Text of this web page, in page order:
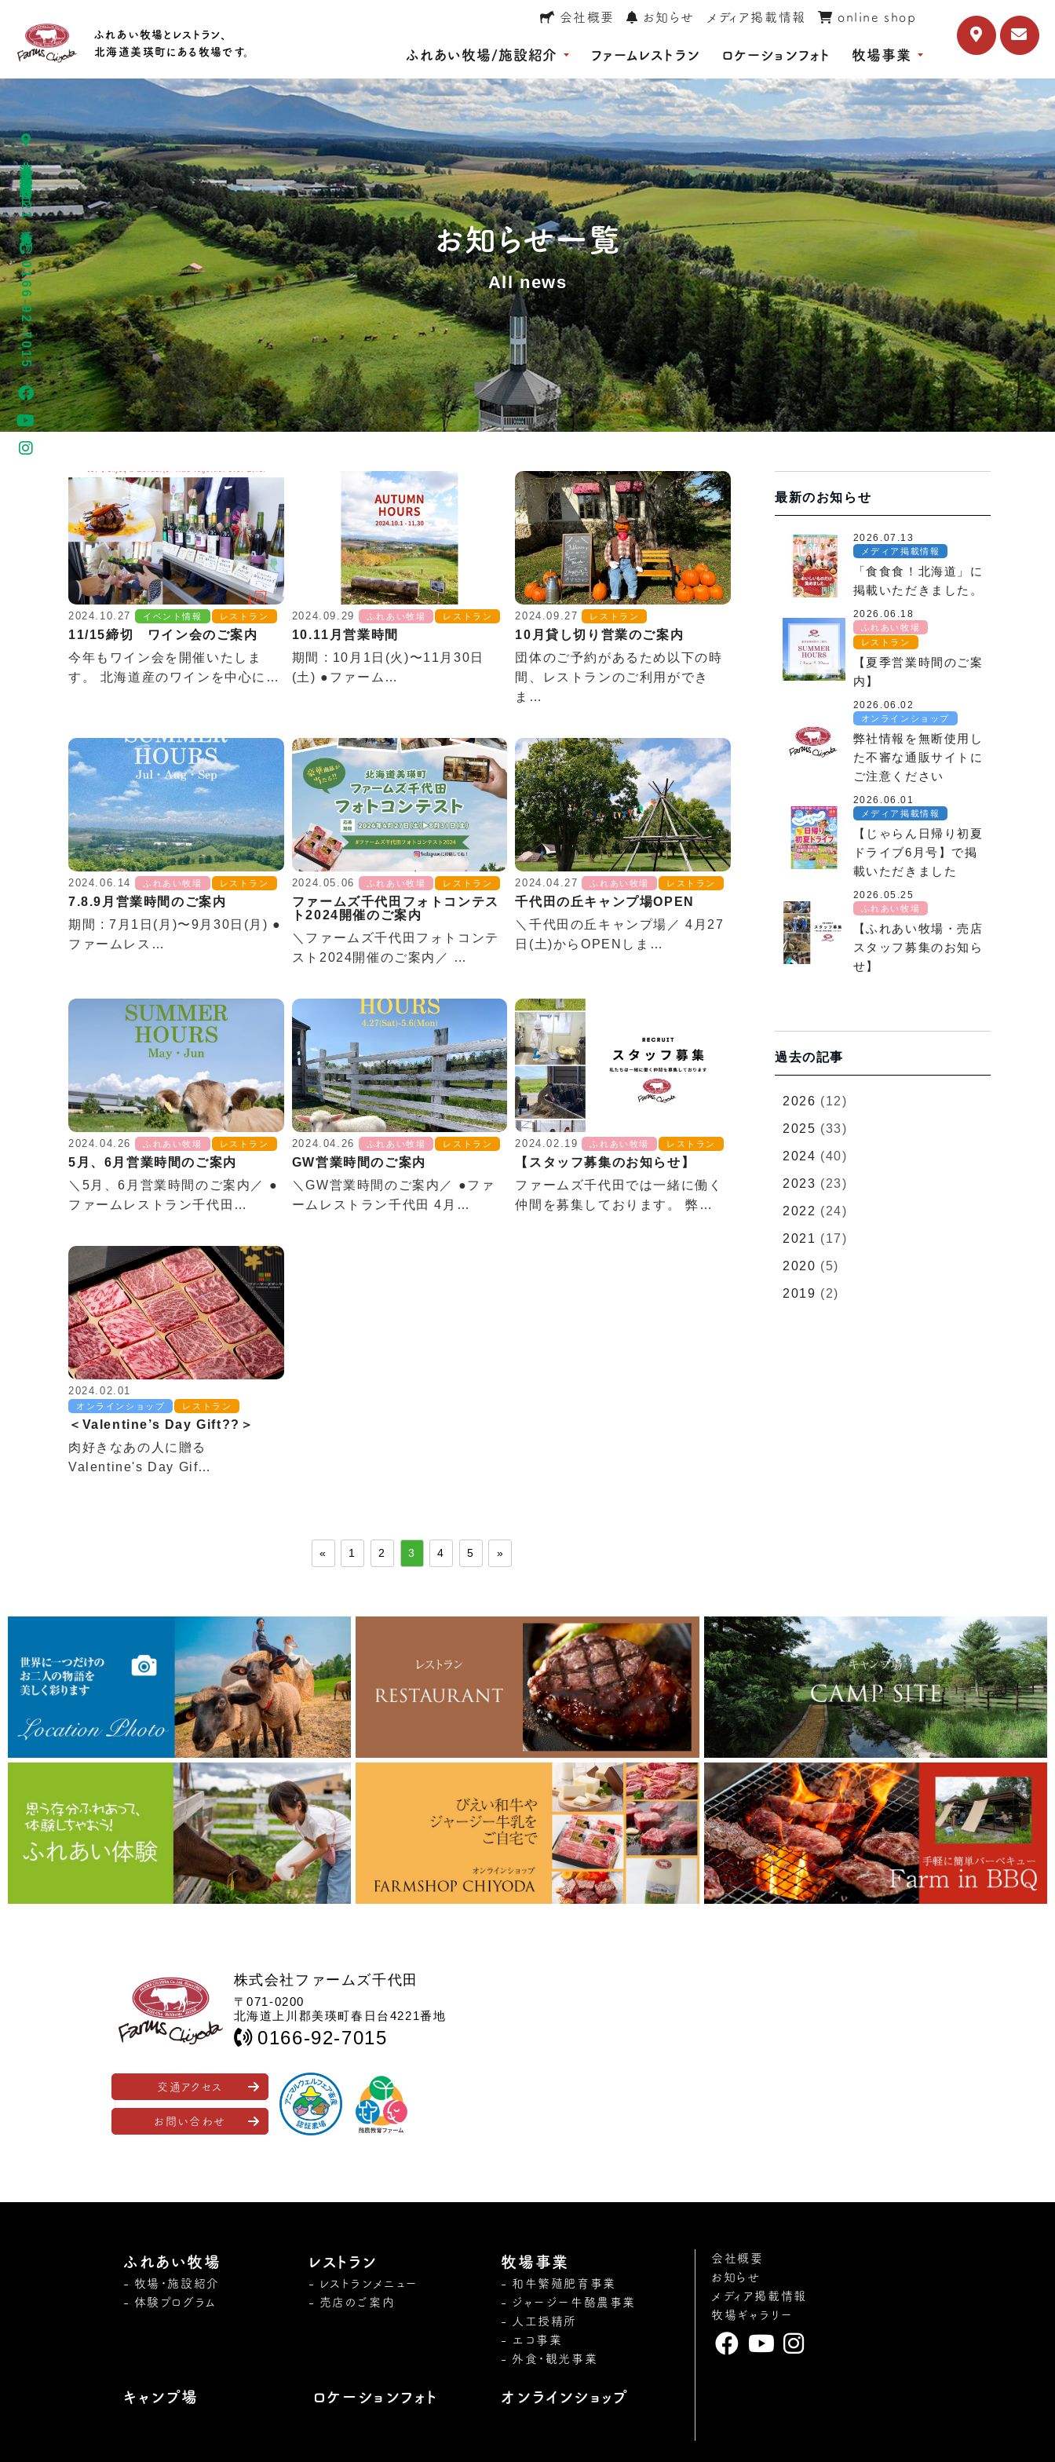
ふれあい牧場とレストラン、
北海道美瑛町にある牧場です。
会社概要 お知らせ メディア掲載情報 online shop
ふれあい牧場/施設紹介 ファームレストラン ロケーションフォト 牧場事業
北海道上川郡美瑛町春日台4221番地
0166-92-7015
お知らせ一覧
All news
2024.10.27 イベント情報 レストラン
11/15締切 ワイン会のご案内
今年もワイン会を開催いたしま
す。 北海道産のワインを中心に…
2024.09.29 ふれあい牧場 レストラン
10.11月営業時間
期間 : 10月1日(火)〜11月30日
(土) ●ファーム…
2024.09.27 レストラン
10月貸し切り営業のご案内
団体のご予約があるため以下の時
間、レストランのご利用ができ
ま…
2024.06.14 ふれあい牧場 レストラン
7.8.9月営業時間のご案内
期間 : 7月1日(月)〜9月30日(月) ●
ファームレス…
2024.05.06 ふれあい牧場 レストラン
ファームズ千代田フォトコンテス
ト2024開催のご案内
＼ファームズ千代田フォトコンテ
スト2024開催のご案内／ …
2024.04.27 ふれあい牧場 レストラン
千代田の丘キャンプ場OPEN
＼千代田の丘キャンプ場／ 4月27
日(土)からOPENしま…
2024.04.26 ふれあい牧場 レストラン
5月、6月営業時間のご案内
＼5月、6月営業時間のご案内／ ●
ファームレストラン千代田…
2024.04.26 ふれあい牧場 レストラン
GW営業時間のご案内
＼GW営業時間のご案内／ ●ファ
ームレストラン千代田 4月…
2024.02.19 ふれあい牧場 レストラン
【スタッフ募集のお知らせ】
ファームズ千代田では一緒に働く
仲間を募集しております。 弊…
2024.02.01
オンラインショップ レストラン
＜Valentine’s Day Gift??＞
肉好きなあの人に贈る
Valentine's Day Gif…
« 1 2 3 4 5 »
最新のお知らせ
2026.07.13
メディア掲載情報
「食食食！北海道」に
掲載いただきました。
2026.06.18
ふれあい牧場
レストラン
【夏季営業時間のご案
内】
2026.06.02
オンラインショップ
弊社情報を無断使用し
た不審な通販サイトに
ご注意ください
2026.06.01
メディア掲載情報
【じゃらん日帰り初夏
ドライブ6月号】で掲
載いただきました
2026.05.25
ふれあい牧場
【ふれあい牧場・売店
スタッフ募集のお知ら
せ】
過去の記事
2026 (12)
2025 (33)
2024 (40)
2023 (23)
2022 (24)
2021 (17)
2020 (5)
2019 (2)
株式会社ファームズ千代田
〒071-0200
北海道上川郡美瑛町春日台4221番地
0166-92-7015
交通アクセス
お問い合わせ
ふれあい牧場
牧場・施設紹介
体験プログラム
レストラン
レストランメニュー
売店のご案内
牧場事業
和牛繁殖肥育事業
ジャージー牛酪農事業
人工授精所
エコ事業
外食・観光事業
キャンプ場 ロケーションフォト オンラインショップ
会社概要
お知らせ
メディア掲載情報
牧場ギャラリー